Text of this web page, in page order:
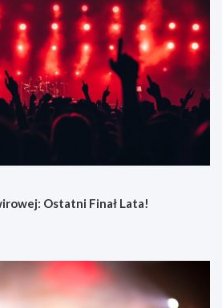
Ostatni Finał Lata!